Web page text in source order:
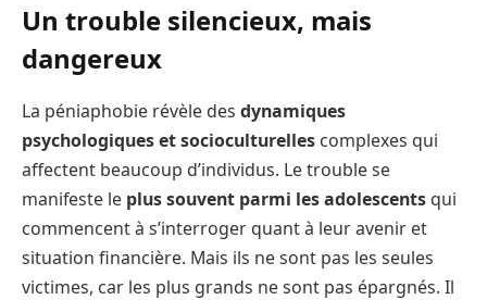
Un trouble silencieux, mais
dangereux
La péniaphobie révèle des dynamiques
psychologiques et socioculturelles complexes qui
affectent beaucoup d’individus. Le trouble se
manifeste le plus souvent parmi les adolescents qui
commencent à s’interroger quant à leur avenir et
situation financière. Mais ils ne sont pas les seules
victimes, car les plus grands ne sont pas épargnés. Il